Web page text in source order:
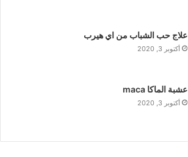
علاج حب الشباب من اي هيرب
أكتوبر 3, 2020
عشبة الماكا maca
أكتوبر 3, 2020